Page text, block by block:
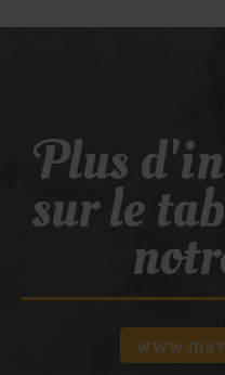
Plus
sur le